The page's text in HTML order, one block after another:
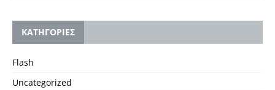
KΑΤΗΓΟΡΙΕΣ
Flash
Uncategorized